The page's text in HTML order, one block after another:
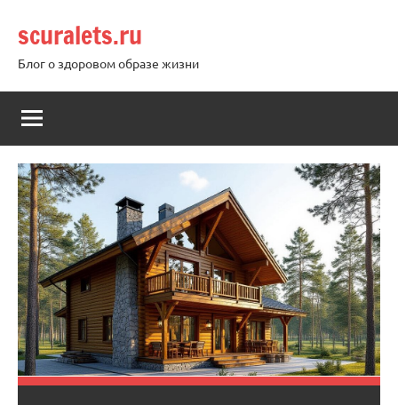
содержимому
scuralets.ru
Блог о здоровом образе жизни